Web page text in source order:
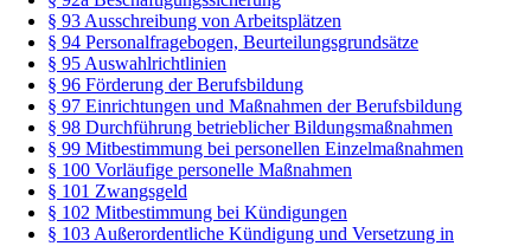
§ 93 Ausschreibung von Arbeitsplätzen
§ 94 Personalfragebogen, Beurteilungsgrundsätze
§ 95 Auswahlrichtlinien
§ 96 Förderung der Berufsbildung
§ 97 Einrichtungen und Maßnahmen der Berufsbildung
§ 98 Durchführung betrieblicher Bildungsmaßnahmen
§ 99 Mitbestimmung bei personellen Einzelmaßnahmen
§ 100 Vorläufige personelle Maßnahmen
§ 101 Zwangsgeld
§ 102 Mitbestimmung bei Kündigungen
§ 103 Außerordentliche Kündigung und Versetzung in